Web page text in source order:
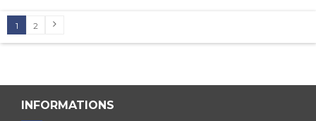
1 2
INFORMATIONS